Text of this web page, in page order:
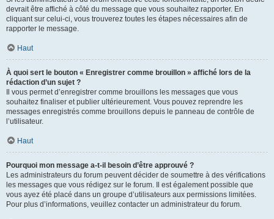
devrait être affiché à côté du message que vous souhaitez rapporter. En
cliquant sur celui-ci, vous trouverez toutes les étapes nécessaires afin de
rapporter le message.
Haut
À quoi sert le bouton « Enregistrer comme brouillon » affiché lors de la
rédaction d’un sujet ?
Il vous permet d’enregistrer comme brouillons les messages que vous
souhaitez finaliser et publier ultérieurement. Vous pouvez reprendre les
messages enregistrés comme brouillons depuis le panneau de contrôle de
l’utilisateur.
Haut
Pourquoi mon message a-t-il besoin d’être approuvé ?
Les administrateurs du forum peuvent décider de soumettre à des vérifications
les messages que vous rédigez sur le forum. Il est également possible que
vous ayez été placé dans un groupe d’utilisateurs aux permissions limitées.
Pour plus d’informations, veuillez contacter un administrateur du forum.